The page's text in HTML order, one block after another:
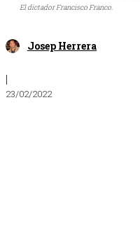
El dictador Francisco Franco.
Josep Herrera
|
23/02/2022